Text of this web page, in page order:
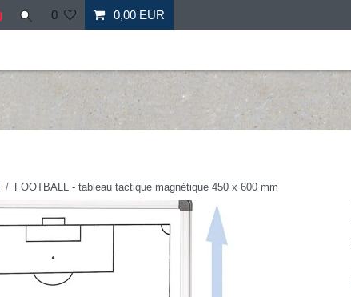
0 0,00 EUR
Desporto infantil Fitness
FOOTBALL - tableau tactique magnétique 450 x 600 mm